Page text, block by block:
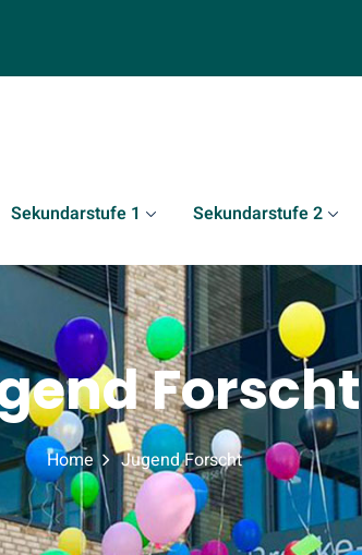
Sekundarstufe 1 Sekundarstufe 2
Forscht
Home Jugend Forscht